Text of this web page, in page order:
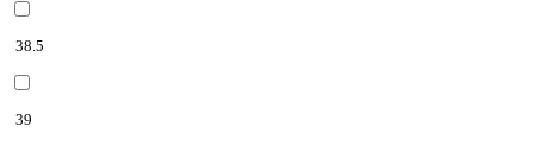
38.5
39